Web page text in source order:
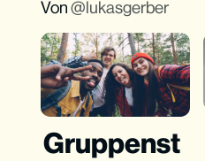
Von lukasgerber
Gruppenst